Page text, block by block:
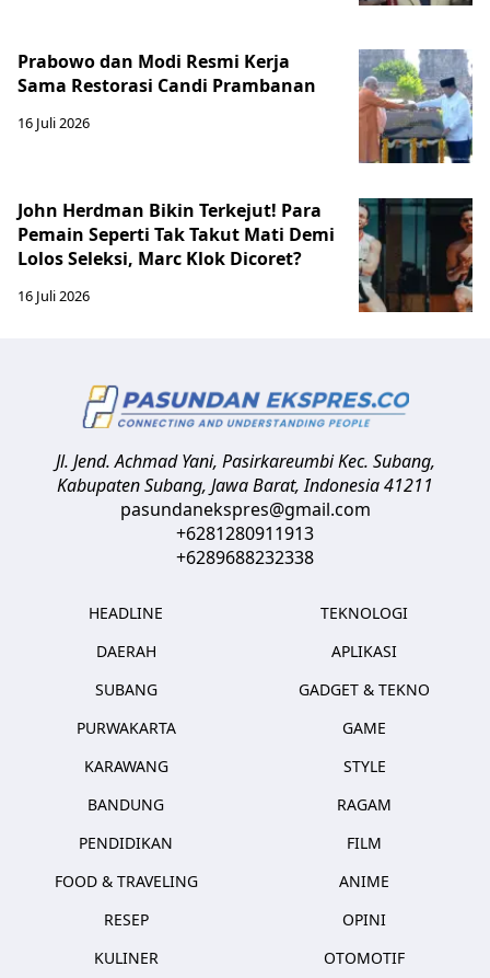
Prabowo dan Modi Resmi Kerja
Sama Restorasi Candi Prambanan
16 Juli 2026
John Herdman Bikin Terkejut! Para
Pemain Seperti Tak Takut Mati Demi
Lolos Seleksi, Marc Klok Dicoret?
16 Juli 2026
Jl. Jend. Achmad Yani, Pasirkareumbi Kec. Subang,
Kabupaten Subang, Jawa Barat,Indonesia41211
pasundanekspres@gmail.com
+6281280911913
+6289688232338
HEADLINE
DAERAH
SUBANG
PURWAKARTA
KARAWANG
BANDUNG
PENDIDIKAN
FOOD & TRAVELING
RESEP
KULINER
TEKNOLOGI
APLIKASI
GADGET & TEKNO
GAME
STYLE
RAGAM
FILM
ANIME
OPINI
OTOMOTIF